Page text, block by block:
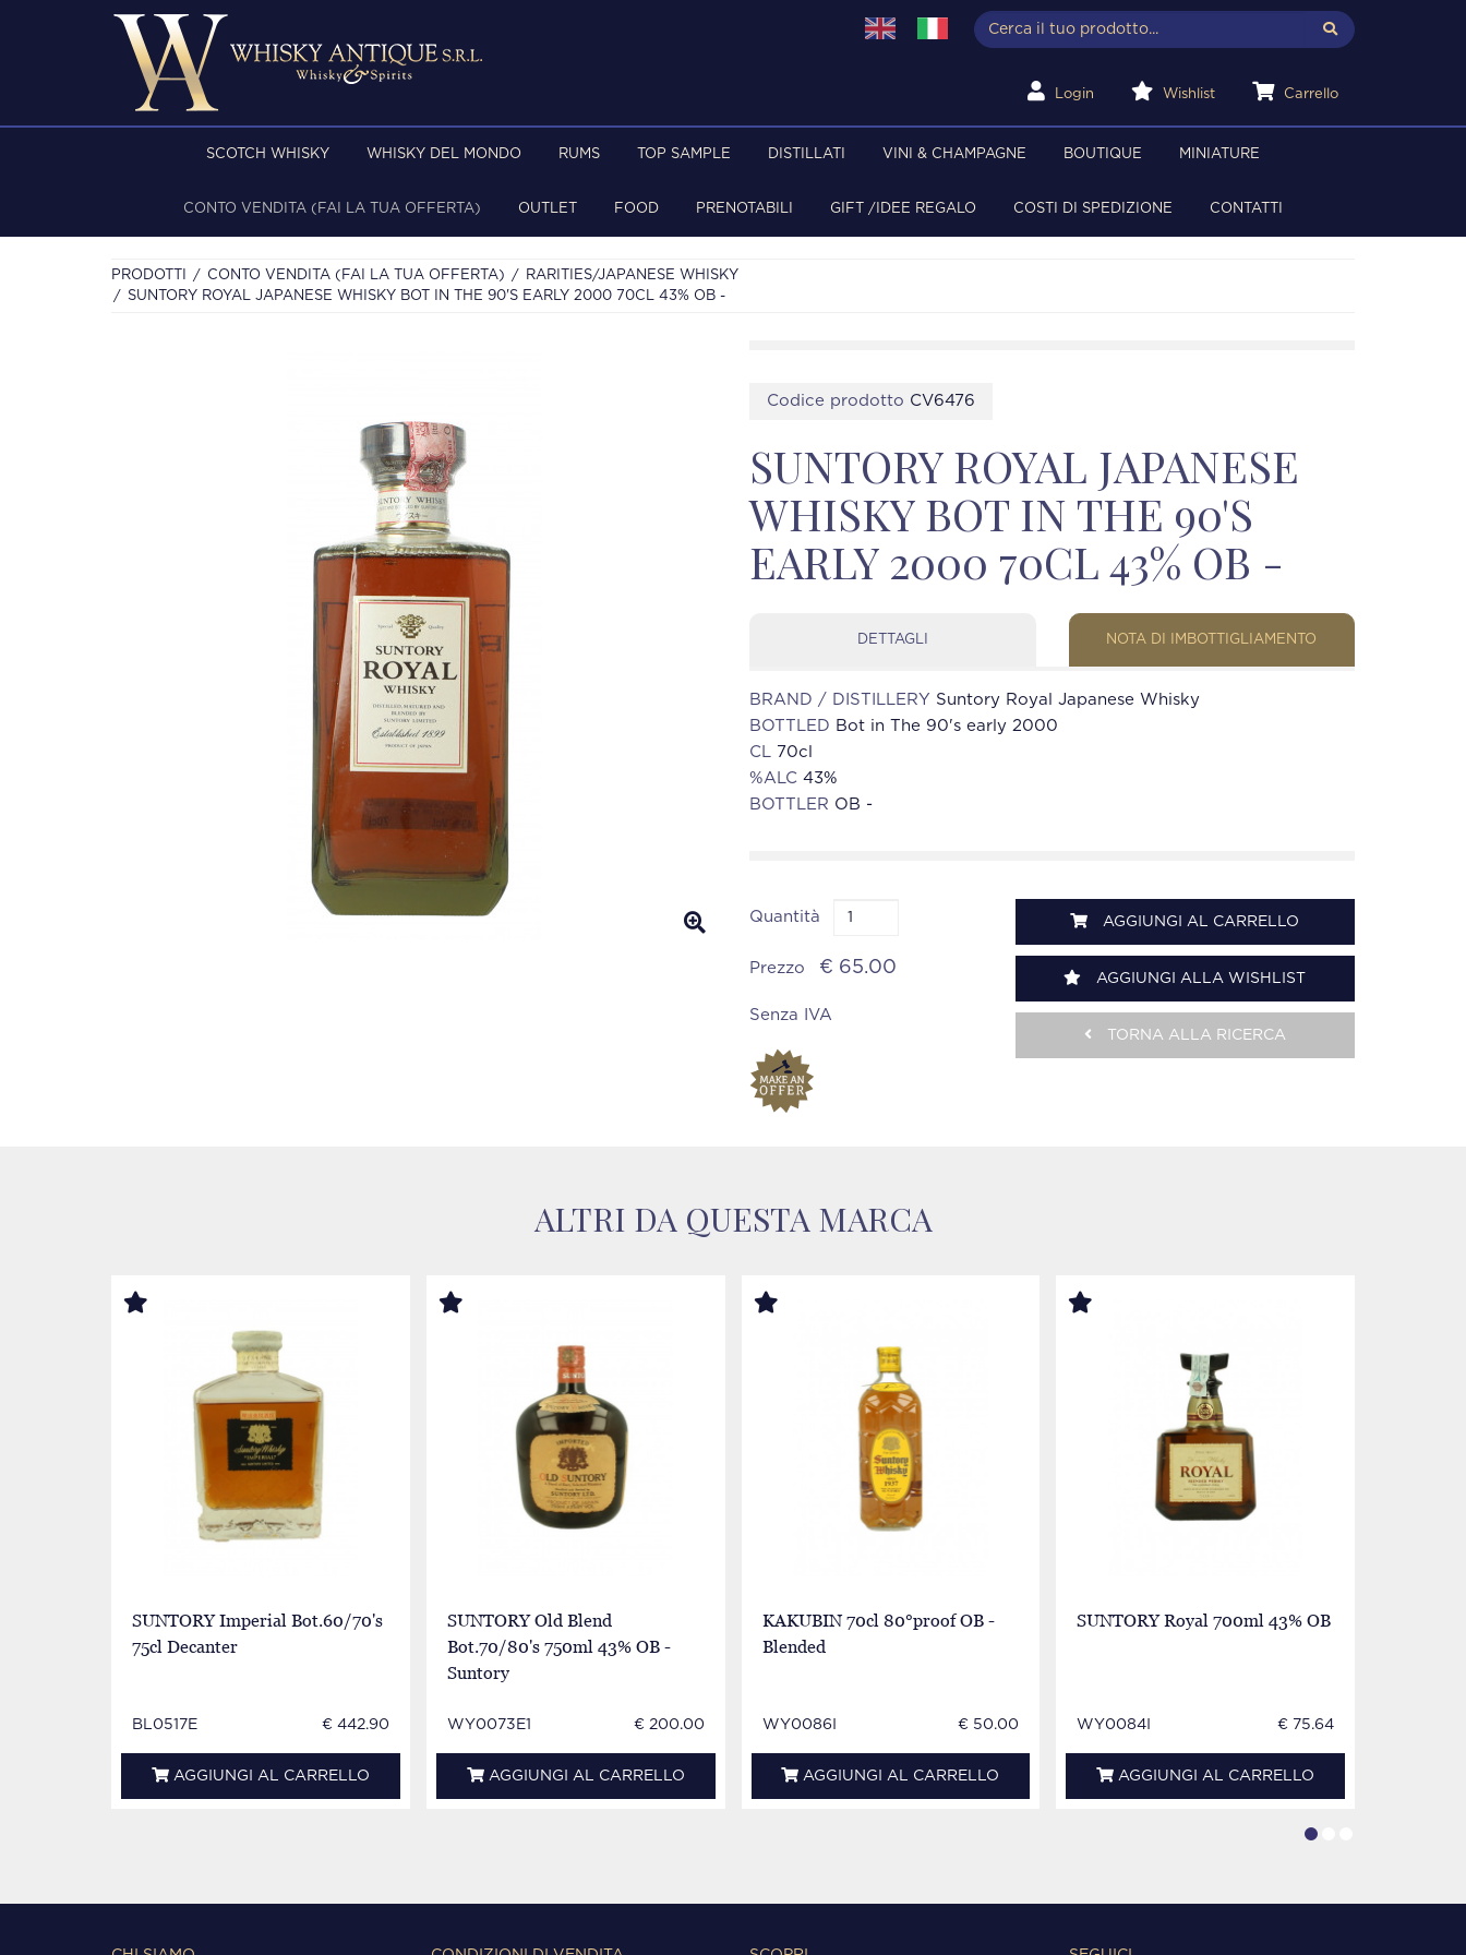
Login Wishlist Carrello
SCOTCH WHISKY WHISKY DEL MONDO RUMS TOP SAMPLE DISTILLATI VINI & CHAMPAGNE BOUTIQUE MINIATURE
CONTO VENDITA (FAI LA TUA OFFERTA) OUTLET FOOD PRENOTABILI GIFT /IDEE REGALO COSTI DI SPEDIZIONE CONTATTI
PRODOTTI CONTO VENDITA (FAI LA TUA OFFERTA)
RARITIES/JAPANESE WHISKY
SUNTORY ROYAL JAPANESE WHISKY BOT IN THE 90'S EARLY 2000 70CL 43% OB -
Codice prodotto CV6476
SUNTORY ROYAL JAPANESE
WHISKY BOT IN THE 90'S
EARLY 2000 70CL 43% OB -
DETTAGLI NOTA DI IMBOTTIGLIAMENTO
BRAND / DISTILLERY Suntory Royal Japanese Whisky
BOTTLED Bot in The 90's early 2000
CL 70cl
%ALC 43%
BOTTLER OB -
Quantità
Prezzo € 65.00
Senza IVA
AGGIUNGI AL CARRELLO
AGGIUNGI ALLA WISHLIST
TORNA ALLA RICERCA
ALTRI DA QUESTA MARCA
SUNTORY Imperial Bot.60/70's
75cl Decanter
BL0517E € 442.90
AGGIUNGI AL CARRELLO
SUNTORY Old Blend
Bot.70/80's 750ml 43% OB -
Suntory
WY0073E1 € 200.00
AGGIUNGI AL CARRELLO
KAKUBIN 70cl 80°proof OB -
Blended
WY0086I € 50.00
AGGIUNGI AL CARRELLO
SUNTORY Royal 700ml 43% OB
WY0084I € 75.64
AGGIUNGI AL CARRELLO